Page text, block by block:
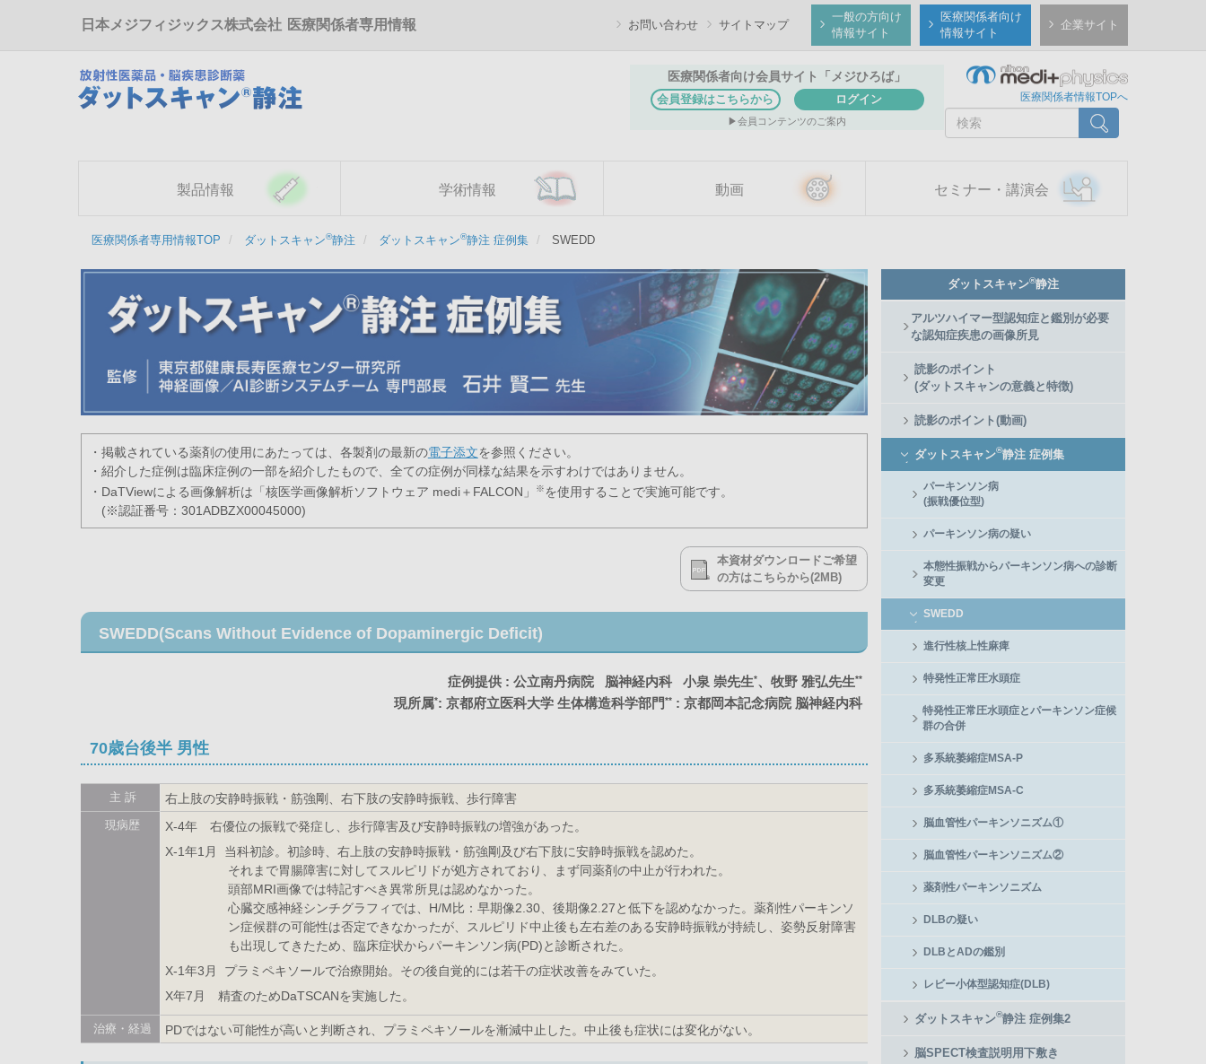
日本メジフィジックス株式会社 医療関係者専用情報 お問い合わせ サイトマップ
一般の方向け
情報サイト
医療関係者向け
情報サイト
企業サイト
医療関係者情報TOPへ
医療関係者向け会員サイト 「メジひろば」
会員登録はこちらから ログイン
会員コンテンツのご案内
索
検索
製品情報 学術情報 動画 セミナー・講演会
医療関係者専用情報TOP ダットスキャン®静注 ダットスキャン®静注 症例集 SWEDD
・掲載されている薬剤の使用にあたっては、各製剤の最新の電子添文を参照ください。
・紹介した症例は臨床症例の一部を紹介したもので、全ての症例が同様な結果を示すわけではありません。
・DaTViewによる画像解析は「核医学画像解析ソフトウェア medi＋FALCON」
※を使用することで実施可能です。
(※認証番号：301ADBZX00045000)
本資材ダウンロードご希望
の方はこちらから(2MB)
SWEDD(Scans Without Evidence of Dopaminergic Deficit)
症例提供 : 公立南丹病院 脳神経内科 小泉 崇先生*、牧野 雅弘先生**
現所属*: 京都府立医科大学 生体構造科学部門** : 京都岡本記念病院 脳神経内科
70歳台後半 男性
主 訴 右上肢の安静時振戦・筋強剛、右下肢の安静時振戦、歩行障害
現病歴
X-4年 右優位の振戦で発症し、歩行障害及び安静時振戦の増強があった。
X-1年1月 当科初診。初診時、右上肢の安静時振戦・筋強剛及び右下肢に安静時振戦を認めた。
それまで胃腸障害に対してスルピリドが処方されており、まず同薬剤の中止が行われた。
頭部MRI画像では特記すべき異常所見は認めなかった。
心臓交感神経シンチグラフィでは、H/M比：早期像2.30、後期像2.27と低下を認めなかった。薬剤性パーキンソ
ン症候群の可能性は否定できなかったが、スルピリド中止後も左右差のある安静時振戦が持続し、姿勢反射障害
も出現してきたため、臨床症状からパーキンソン病(PD)と診断された。
X-1年3月 プラミペキソールで治療開始。その後自覚的には若干の症状改善をみていた。
X年7月 精査のためDaTSCANを実施した。
治療・経過 PDではない可能性が高いと判断され、プラミペキソールを漸減中止した。中止後も症状には変化がない。
Member
Side
Menu
ダットスキャン®静注
アルツハイマー型認知症と鑑別が必要
な認知症疾患の画像所見
読影のポイント
(ダットスキャンの意義と特徴)
読影のポイント(動画)
ダットスキャン®静注 症例集
パーキンソン病
(振戦優位型)
パーキンソン病の疑い
本態性振戦からパーキンソン病への診断
変更
SWEDD
進行性核上性麻痺
特発性正常圧水頭症
特発性正常圧水頭症とパーキンソン症候
群の合併
多系統萎縮症MSA-P
多系統萎縮症MSA-C
脳血管性パーキンソニズム①
脳血管性パーキンソニズム②
薬剤性パーキンソニズム
DLBの疑い
DLBとADの鑑別
レビー小体型認知症(DLB)
ダットスキャン®静注 症例集2
脳SPECT検査説明用下敷き